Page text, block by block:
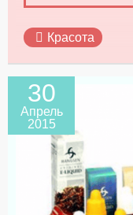
Красота
30
Апрель
2015